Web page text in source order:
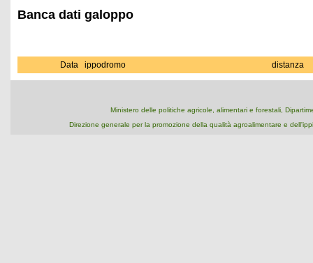
Banca dati galoppo
Data ippodromo distanza
Ministero delle politiche agricole, alimentari e forestali,
Direzione generale per la promozione della qualità agroalimentare e